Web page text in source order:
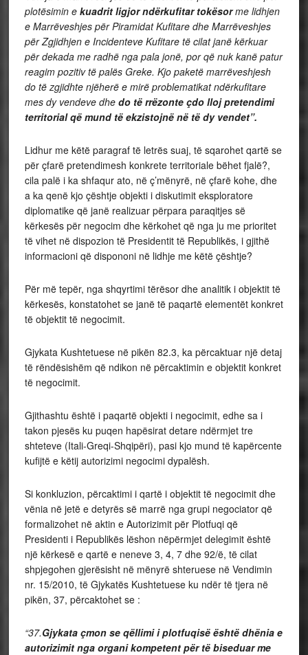
plotësimin e kuadrit ligjor ndërkufitar tokësorme lidhjen
e Marrëveshjes për Piramidat Kufitare dhe Marrëveshjes
për Zgjidhjen e Incidenteve Kufitare të cilat janë kërkuar
për dekada me radhë nga pala jonë, por që nuk kanë patur
reagim pozitiv të palës Greke. Kjo paketë marrëveshjesh
do të zgjidhte njëherë e mirë problematikat ndërkufitare
mes dy vendeve dhe do të rrëzonte çdo lloj pretendimi
territorial që mund të ekzistojnë në të dy vendet”.
Lidhur me këtë paragraf të letrës suaj, të sqarohet qartë se
për çfarë pretendimesh konkrete territoriale bëhet fjalë?,
cila palë i ka shfaqur ato, në ç’mënyrë, në çfarë kohe, dhe
a ka qenë kjo çështje objekti i diskutimit eksploratore
diplomatike që janë realizuar përpara paraqitjes së
kërkesës për negocim dhe kërkohet që nga ju me prioritet
të vihet në dispozion të Presidentit të Republikës, i gjithë
informacioni që dispononi në lidhje me këtë çështje?
Për më tepër, nga shqyrtimi tërësor dhe analitik i objektit të
kërkesës, konstatohet se janë të paqartë elementët konkret
të objektit të negocimit.
Gjykata Kushtetuese në pikën 82.3, ka përcaktuar një detaj
të rëndësishëm që ndikon në përcaktimin e objektit konkret
të negocimit.
Gjithashtu është i paqartë objekti i negocimit, edhe sa i
takon pjesës ku puqen hapësirat detare ndërmjet tre
shteteve (Itali-Greqi-Shqipëri), pasi kjo mund të kapërcente
kufijtë e këtij autorizimi negocimi dypalësh.
Si konkluzion, përcaktimi i qartë i objektit të negocimit dhe
vënia në jetë e detyrës së marrë nga grupi negociator që
formalizohet në aktin e Autorizimit për Plotfuqi që
Presidenti i Republikës lëshon nëpërmjet delegimit është
një kërkesë e qartë e neneve 3, 4, 7 dhe 92/ë, të cilat
shpjegohen gjerësisht në mënyrë shteruese në Vendimin
nr. 15/2010, të Gjykatës Kushtetuese ku ndër të tjera në
pikën, 37, përcaktohet se :
“37.Gjykata çmon se qëllimi i plotfuqisë është dhënia e
autorizimit nga organi kompetent për të biseduar me